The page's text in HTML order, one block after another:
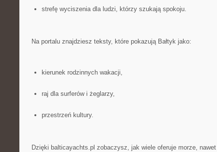
strefę wyciszenia dla ludzi, którzy szukają spokoju.
Na portalu znajdziesz teksty, które pokazują Bałtyk jako:
kierunek rodzinnych wakacji,
raj dla surferów i żeglarzy,
przestrzeń kultury.
Dzięki balticayachts.pl zobaczysz, jak wiele oferuje morze,